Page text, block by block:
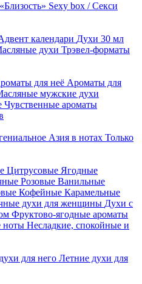
Sexy box / Секси
календари Духи 30 мл
духи Трэвел-форматы
для неё Ароматы для
мужские духи
Чувственные ароматы
Азия в нотах Только
Цитрусовые Ягодные
Розовые Ванильные
Кофейные Карамельные
духи для женщины Духи с
Фруктово-ягодные ароматы
ноты Несладкие, спокойные и
для него Летние духи для